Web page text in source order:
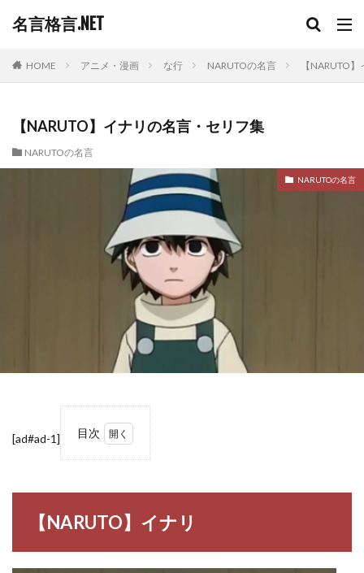
名言格言.NET
HOME アニメ・漫画 な行 NARUTOの名言 【NARUTO
【NARUTO】イナリの名言・セリフ集
NARUTOの名言
NARUTOの名言
[ad#ad-1] 目次
イナ
2
【NARUTO】イナリ